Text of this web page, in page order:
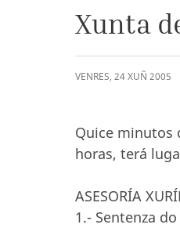
Xunta
VENRES, 24XUÑ 2005
Quice minutos
horas, terá
ASESORÍA
1.- Sentenza